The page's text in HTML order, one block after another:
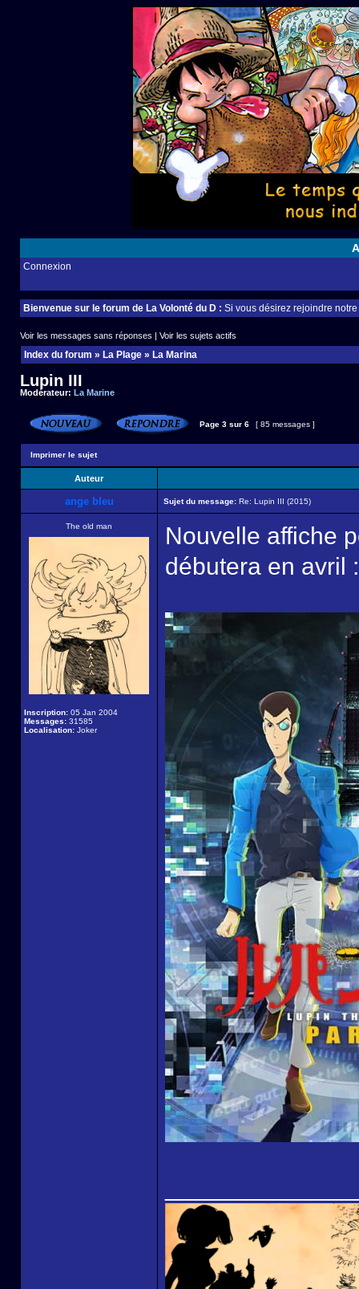
Connexion
Bienvenue sur le forum de La Volonté du D : Si vous désirez rejoindre
Voir les messages sans réponses | Voir les sujets actifs
Index du forum » La Plage » La Marina
Lupin III
Modérateur: La Marine
Page 3 sur 6 [ 85 messages ]
Imprimer le sujet
Auteur
ange bleu Sujet du message: Re: Lupin III (2015)
The old man
Inscription: 05 Jan 2004
Messages: 31585
Localisation: Joker
Nouvelle affiche
débutera en avril :